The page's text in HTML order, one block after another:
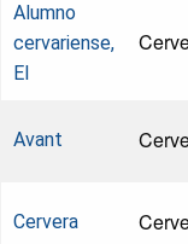
Alumno
cervariense,
El
Avant
Cervera